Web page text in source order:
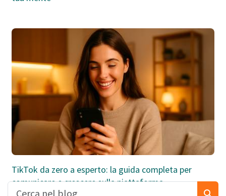
TikTok da zero a esperto: la guida completa per
comunicare e crescere sulla piattaforma